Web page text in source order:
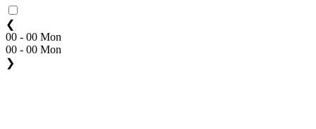
❮
00 - 00 Mon
00 - 00 Mon
❯